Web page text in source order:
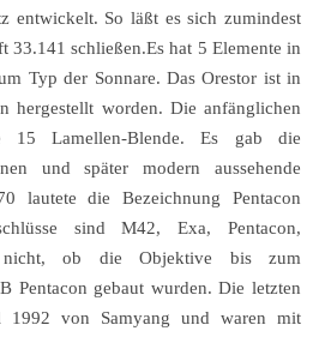
entwickelt. So läßt es sich zumindest
33.141 schließen.Es hat 5 Elemente in
Typ der Sonnare. Das Orestor ist in
hergestellt worden. Die anfänglichen
15 Lamellen-Blende. Es gab die
und später modern aussehende
lautete die Bezeichnung Pentacon
sind M42, Exa, Pentacon,
ob die Objektive bis zum
Pentacon gebaut wurden. Die letzten
1992 von Samyang und waren mit